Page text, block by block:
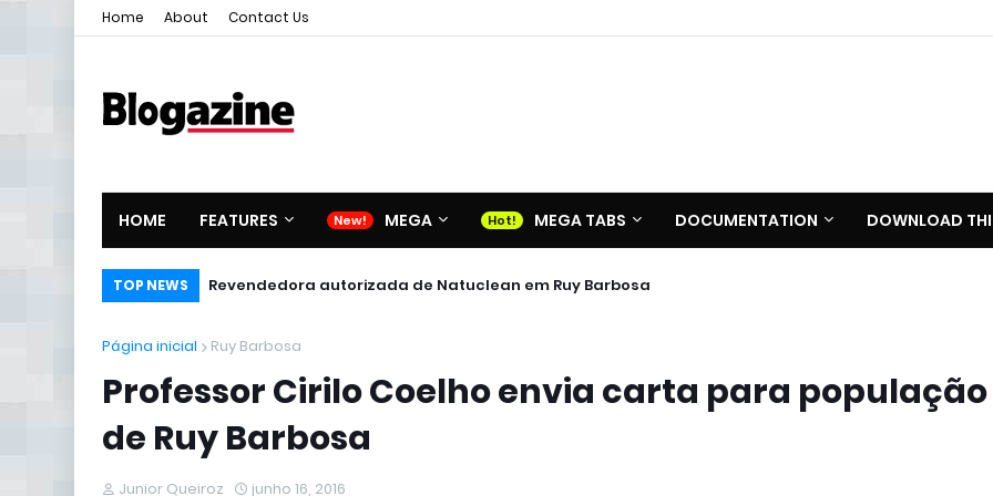
Home About Contact Us
HOME FEATURES MEGA MEGA TABS DOCUMENTATION DOWNLOAD
TOP NEWS Revendedora autorizada de Natuclean em Ruy Barbosa
Página inicial Ruy Barbosa
Professor Cirilo Coelho envia carta para população
de Ruy Barbosa
Junior Queiroz junho 16, 2016